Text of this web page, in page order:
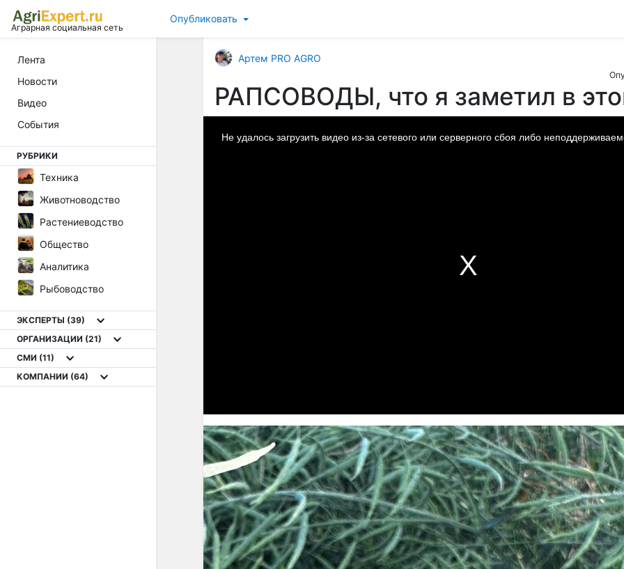
Аграрная социальная сеть
Опубликовать
Лента
Новости
Видео
События
РУБРИКИ
Техника
Животноводство
Растениеводство
Общество
Аналитика
Рыбоводство
ЭКСПЕРТЫ (39)
ОРГАНИЗАЦИИ (21)
СМИ (11)
КОМПАНИИ (64)
Артем PRO AGRO
РАПСОВОДЫ, что я заметил в
modalНе удалось загрузить видео из-за сетевого или серверного сбоя либо